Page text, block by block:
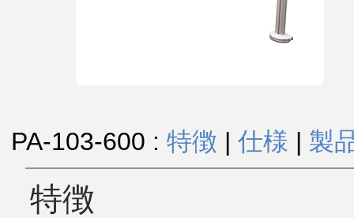
PA-103-600 : 特徴 | 仕様 | 製
特徴